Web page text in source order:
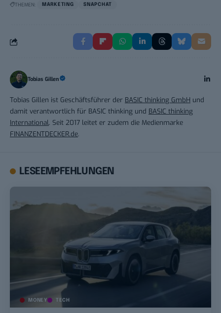
THEMEN: MARKETING SNAPCHAT
Tobias Gillen
Tobias Gillen ist Geschäftsführer der BASIC thinking GmbH und
damit verantwortlich für BASIC thinking und BASIC thinking
International. Seit 2017 leitet er zudem die Medienmarke
FINANZENTDECKER.de.
LESEEMPFEHLUNGEN
MONEY TECH